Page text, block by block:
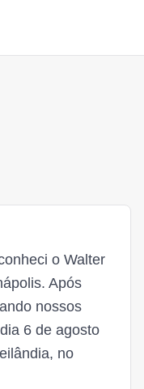
o Walter
Após
nossos
6 de agosto
no